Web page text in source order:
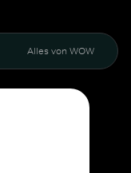
Alles von WOW